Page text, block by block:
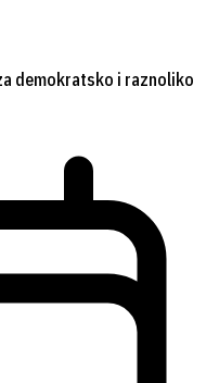
demokratsko i raznoliko